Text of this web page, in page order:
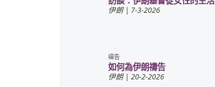
伊朗| 7-3-2026
禱告
如何為伊朗禱告
伊朗| 20-2-2026